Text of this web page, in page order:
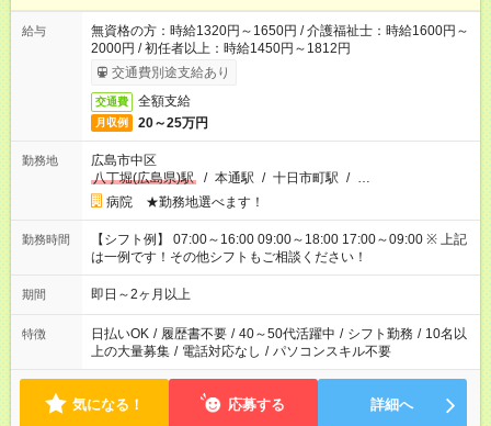
給与
無資格の方：時給1320円～1650円 / 介護福祉士：時給1600円～
2000円 / 初任者以上：時給1450円～1812円
交通費別途支給あり
交通費 全額支給
月収例 20～25万円
勤務地
広島市中区
八丁堀(広島県)駅
/ 本通駅 / 十日市町駅 / …
病院 ★勤務地選べます！
勤務時間
【シフト例】 07:00～16:00 09:00～18:00 17:00～09:00 ※ 上記
は一例です！その他シフトもご相談ください！
期間 即日～2ヶ月以上
特徴 日払いOK / 履歴書不要 / 40～50代活躍中 / シフト勤務 / 10名以
上の大量募集 / 電話対応なし / パソコンスキル不要
気になる！ 応募する 詳細へ